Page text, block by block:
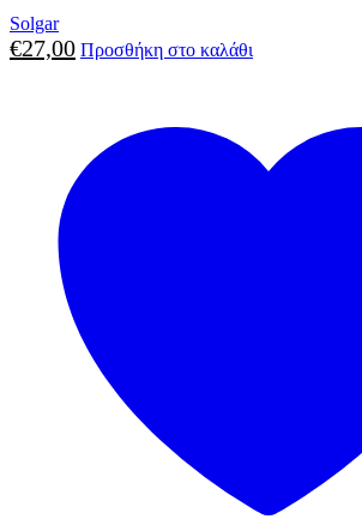
Solgar
€27,00 Προσθήκη στο καλάθι